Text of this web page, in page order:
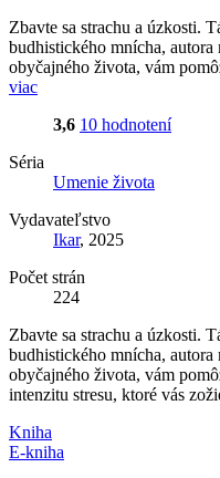
Zbavte sa strachu a úzkosti.
budhistického mnícha, autora
obyčajného života, vám
viac
3,6 10 hodnotení
Séria
Umenie života
Vydavateľstvo
Ikar, 2025
Počet strán
224
Zbavte sa strachu a úzkosti.
budhistického mnícha, autora
obyčajného života, vám
intenzitu stresu, ktoré vás
Kniha
E-kniha